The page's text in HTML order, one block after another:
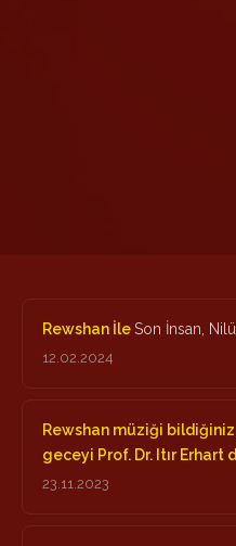
Rewshan İleSon İnsan,
12.02.2024
Rewshan müziği
geceyi Prof. Dr. Itır
23.11.2023